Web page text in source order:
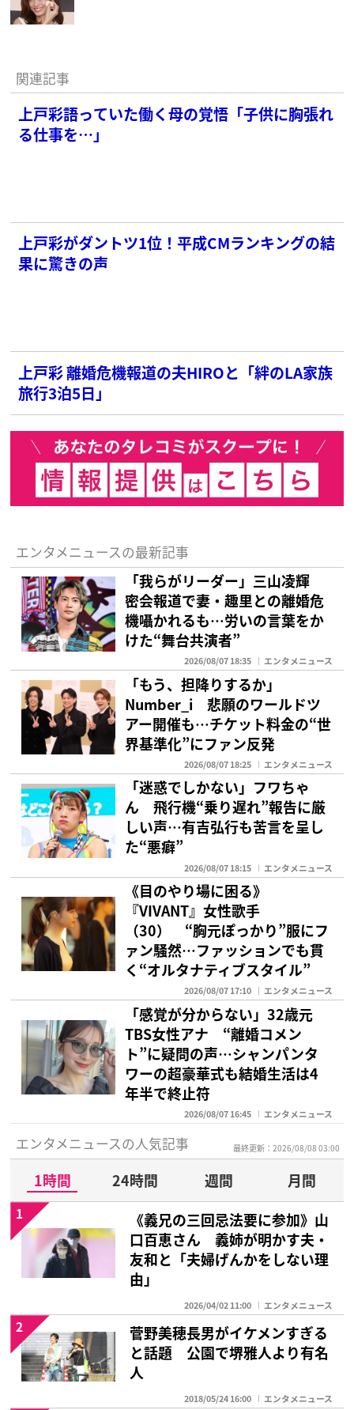
関連記事
上戸彩語っていた働く母の覚悟「子供に胸張れ
る仕事を…」
上戸彩がダントツ1位！平成CMランキングの結
果に驚きの声
上戸彩 離婚危機報道の夫HIROと「絆のLA家族
旅行3泊5日」
エンタメニュースの最新記事
「我らがリーダー」三山凌輝
密会報道で妻・趣里との離婚危
機囁かれるも…労いの言葉をか
けた“舞台共演者”
2026/08/07 18:35 エンタメニュース
「もう、担降りするか」
Number_i 悲願のワールドツ
アー開催も…チケット料金の“世
界基準化”にファン反発
2026/08/07 18:25 エンタメニュース
「迷惑でしかない」フワちゃ
ん 飛行機“乗り遅れ”報告に厳
しい声…有吉弘行も苦言を呈し
た“悪癖”
2026/08/07 18:15 エンタメニュース
《目のやり場に困る》
『VIVANT』女性歌手
（30） “胸元ぽっかり”服にフ
ァン騒然…ファッションでも貫
く“オルタナティブスタイル”
2026/08/07 17:10 エンタメニュース
「感覚が分からない」32歳元
TBS女性アナ “離婚コメン
ト”に疑問の声…シャンパンタ
ワーの超豪華式も結婚生活は4
年半で終止符
2026/08/07 16:45 エンタメニュース
エンタメニュースの人気記事 最終更新：2026/08/08 03:00
1時間 24時間 週間
月間
《義兄の三回忌法要に参加》山
口百恵さん 義姉が明かす夫・
友和と「夫婦げんかをしない理
由」
2026/04/02 11:00 エンタメニュース
1
菅野美穂長男がイケメンすぎる
と話題 公園で堺雅人より有名
人
2018/05/24 16:00 エンタメニュース
2